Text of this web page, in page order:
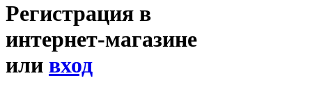
Регистрация в
интернет-магазине
или вход